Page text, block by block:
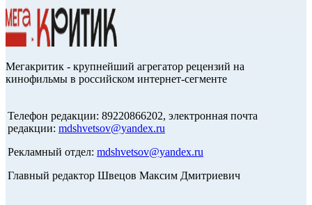
Мегакритик - крупнейший агрегатор рецензий на
кинофильмы в российском интернет-сегменте
Телефон редакции: 89220866202, электронная почта
редакции: mdshvetsov@yandex.ru
Рекламный отдел: mdshvetsov@yandex.ru
Главный редактор Швецов Максим Дмитриевич